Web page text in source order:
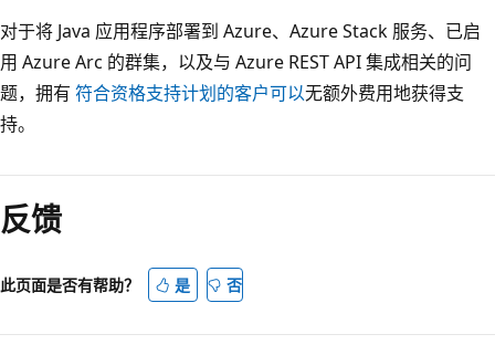
对于将 Java 应用程序部署到 Azure、Azure Stack 服务、已启
用 Azure Arc 的群集，以及与 Azure REST API 集成相关的问
题，拥有 符合资格支持计划的客户可以无额外费用地获得支
持。
反馈
此页面是否有帮助？ 是 否